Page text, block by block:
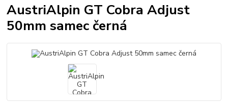
AustriAlpin GT Cobra Adjust
50mm samec černá